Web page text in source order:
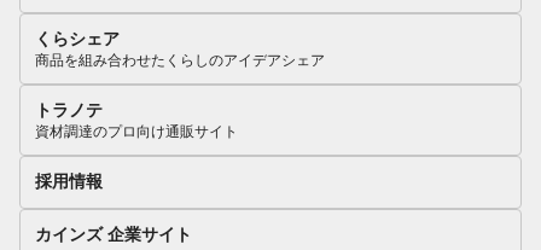
くらシェア
商品を組み合わせたくらしのアイデアシェア
トラノテ
資材調達のプロ向け通販サイト
採用情報
カインズ 企業サイト